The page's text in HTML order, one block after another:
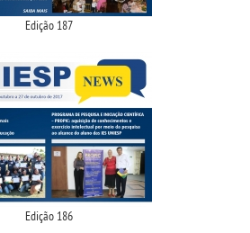
Edição 187
Edição 186